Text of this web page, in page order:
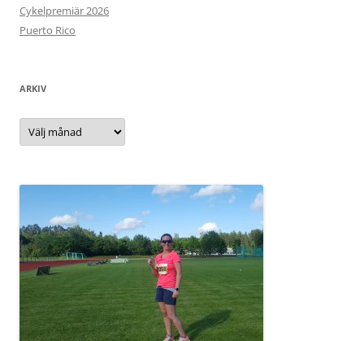
Cykelpremiär 2026
Puerto Rico
ARKIV
Arkiv